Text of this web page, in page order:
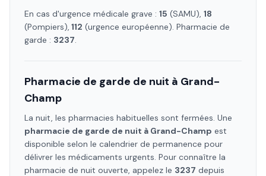
En cas d'urgence médicale grave : 15 (SAMU), 18
(Pompiers), 112 (urgence européenne). Pharmacie de
garde : 3237.
Pharmacie de garde de nuit à Grand-
Champ
La nuit, les pharmacies habituelles sont fermées. Une
pharmacie de garde de nuit à Grand-Champ est
disponible selon le calendrier de permanence pour
délivrer les médicaments urgents. Pour connaître la
pharmacie de nuit ouverte, appelez le 3237 depuis